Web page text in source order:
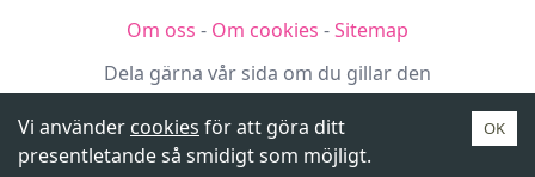
Om oss - Om cookies -Sitemap
Dela gärna vår sida om du gillar den
Vi använder cookies för att göra ditt
presentletande så smidigt som möjligt.
OK